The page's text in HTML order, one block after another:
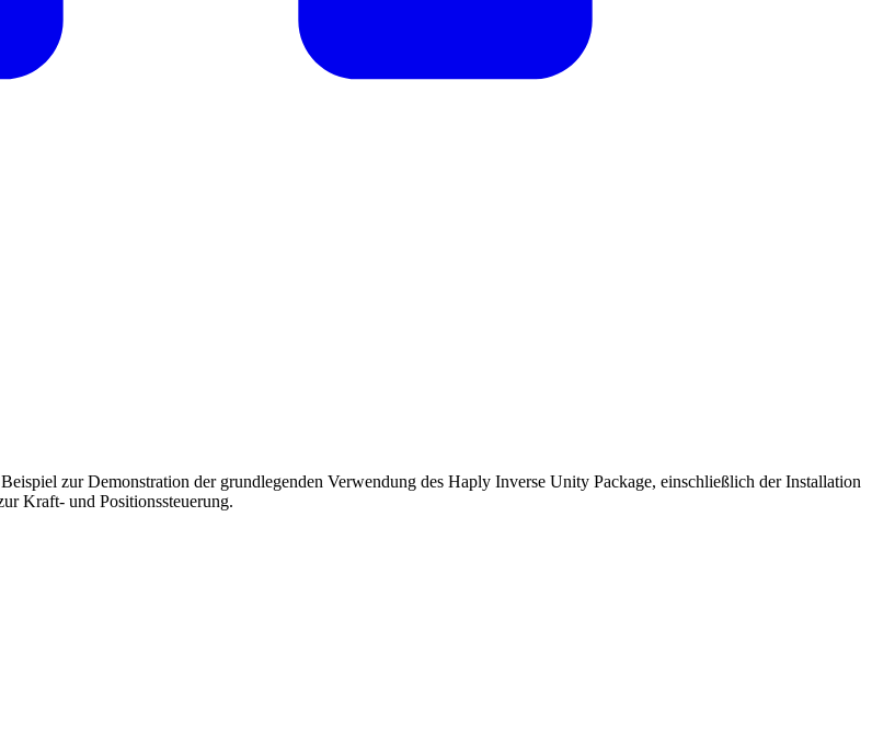
zur Demonstration der grundlegenden Verwendung des Haply Inverse Unity Package, einschließlich der Installation
Kraft- und Positionssteuerung.